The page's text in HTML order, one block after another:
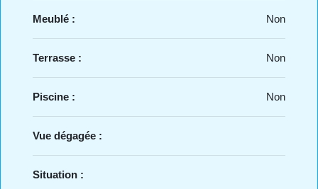
Meublé : Non
Terrasse : Non
Piscine : Non
Vue dégagée :
Situation :